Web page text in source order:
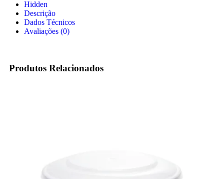
Hidden
Descrição
Dados Técnicos
Avaliações (0)
Produtos Relacionados